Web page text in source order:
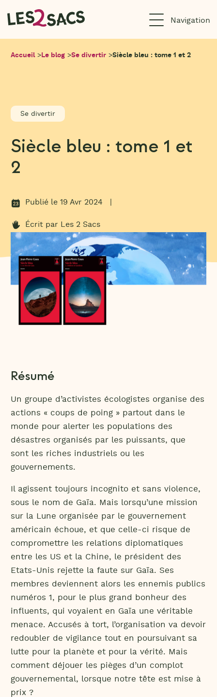
au
contenu
Accueil> Le blog >Se divertir >Siècle bleu : tome 1 et 2
Se divertir
Siècle bleu : tome 1 et
2
Publié le 19 Avr 2024
Écrit par Les 2 Sacs
Résumé
Un groupe d’activistes écologistes organise des
actions « coups de poing » partout dans le
monde pour alerter les populations des
désastres organisés par les puissants, que
sont les riches industriels ou les
gouvernements.
Il agissent toujours incognito et sans violence,
sous le nom de Gaïa. Mais lorsqu’une mission
sur la Lune organisée par le gouvernement
américain échoue, et que celle-ci risque de
compromettre les relations diplomatiques
entre les US et la Chine, le président des
Etats-Unis rejette la faute sur Gaïa. Ses
membres deviennent alors les ennemis publics
numéros 1, pour le plus grand bonheur des
influents, qui voyaient en Gaïa une véritable
menace. Accusés à tort, l’organisation va devoir
redoubler de vigilance tout en poursuivant sa
lutte pour la planète et pour la vérité. Mais
comment déjouer les pièges d’un complot
gouvernemental, lorsque notre tête est mise à
prix ?